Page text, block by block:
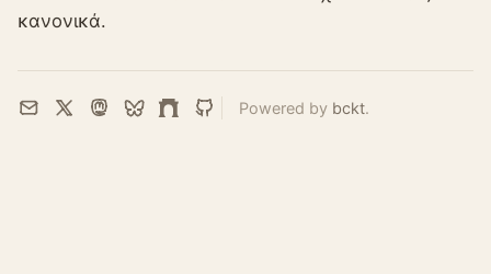
κανονικά.
Email
X Mastodon
BlueskyFarcaster
GitHub
Powered by bckt.